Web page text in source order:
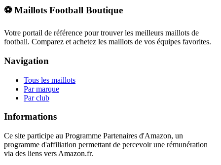
⚽ Maillots Football Boutique
Votre portail de référence pour trouver les meilleurs maillots de
football. Comparez et achetez les maillots de vos équipes favorites.
Navigation
Tous les maillots
Par marque
Par club
Informations
Ce site participe au Programme Partenaires d'Amazon, un
programme d'affiliation permettant de percevoir une rémunération
via des liens vers Amazon.fr.